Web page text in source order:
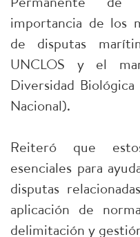
importancia de los
de disputas
UNCLOS y el
Diversidad
Nacional).
Reiteró que
esenciales para
disputas
aplicación de
delimitación y